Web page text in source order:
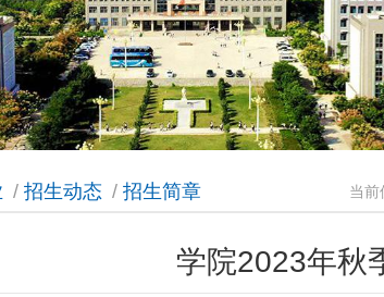
/ 招生动态 / 招生简章 当前
学院2023年秋